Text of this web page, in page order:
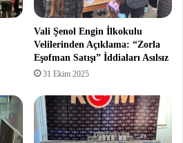
Vali Şenol Engin İlkokulu
Velilerinden Açıklama: “Zorla
Eşofman Satışı” İddiaları Asılsız
31 Ekim 2025